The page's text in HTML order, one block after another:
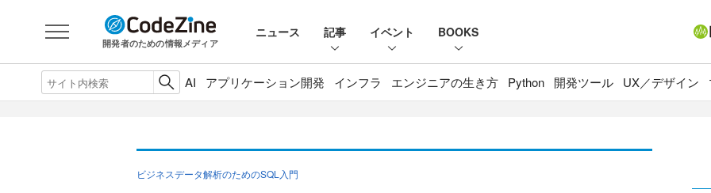
開発者のための情報メディア
ニュース 記事 イベント BOOKS
AI アプリケーション開発 インフラ エンジニアの生き方 Python 開発ツール UX／デザイン
ビジネスデータ解析のためのSQL入門